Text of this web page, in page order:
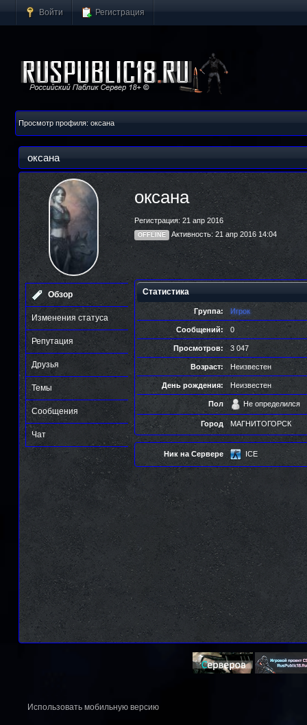
Войти Регистрация
Просмотр профиля: оксана
оксана
Обзор
Изменения статуса
Репутация
Друзья
Темы
Сообщения
Чат
оксана
Регистрация: 21 апр 2016
OFFLINE Активность: 21 апр 2016 14:04
Статистика
Группа: Игрок
Сообщений: 0
Просмотров: 3 047
Возраст: Неизвестен
День рождения: Неизвестен
Пол Не определился
Город МАГНИТОГОРСК
Ник на Сервере ICE
Использовать мобильную версию